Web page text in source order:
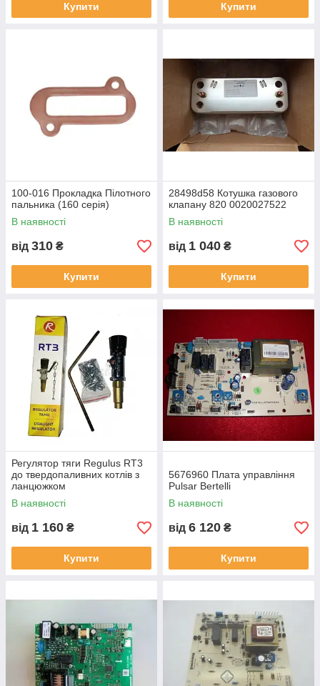
Купити Купити
100-016 Прокладка Пілотного
пальника (160 серія)
В наявності
від 310 ₴
Купити
28498d58 Котушка газового
клапану 820 0020027522
В наявності
від 1 040 ₴
Купити
Регулятор тяги Regulus RT3
до твердопаливних котлів з
ланцюжком
В наявності
від 1 160 ₴
Купити
5676960 Плата управління
Pulsar Bertelli
В наявності
від 6 120 ₴
Купити